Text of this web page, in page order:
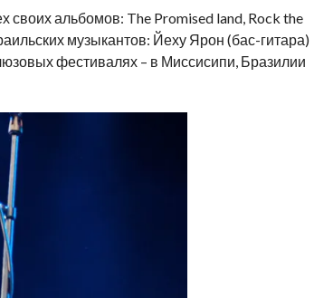
своих альбомов: The Promised land, Rock the
музыкантов: Йеху Ярон (бас-гитара)
фестивалях – в Миссисипи, Бразилии